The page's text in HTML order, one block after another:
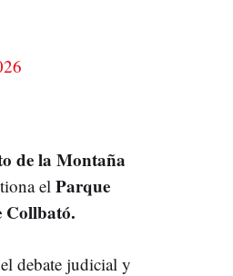
de la Montaña
el Parque
Collbató.
debate judicial y